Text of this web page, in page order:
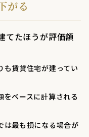
がる
てたほうが評価額
も賃貸住宅が建ってい
をベースに計算される
は最も損になる場合が